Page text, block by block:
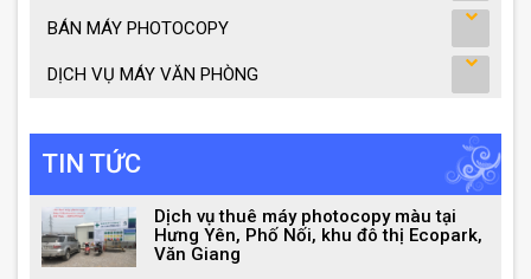
BÁN MÁY PHOTOCOPY
DỊCH VỤ MÁY VĂN PHÒNG
TIN TỨC
Dịch vụ thuê máy photocopy màu tại
Hưng Yên, Phố Nối, khu đô thị Ecopark,
Văn Giang